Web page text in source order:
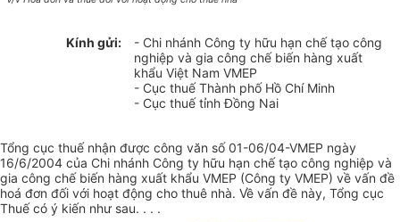
Kính gửi:
- Chi nhánh Công ty hữu hạn chế tạo công
nghiệp và gia công chế biến hàng xuất
khẩu Việt Nam VMEP
- Cục thuế Thành phố Hồ Chí Minh
- Cục thuế tỉnh Đồng Nai
Tổng cục thuế nhận được công văn số 01-06/04-VMEP ngày
16/6/2004 của Chi nhánh Công ty hữu hạn chế tạo công nghiệp và
gia công chế biến hàng xuất khẩu VMEP (Công ty VMEP) về vấn đề
hoá đơn đối với hoạt động cho thuê nhà. Về vấn đề này, Tổng cục
Thuế có ý kiến như sau. . . .